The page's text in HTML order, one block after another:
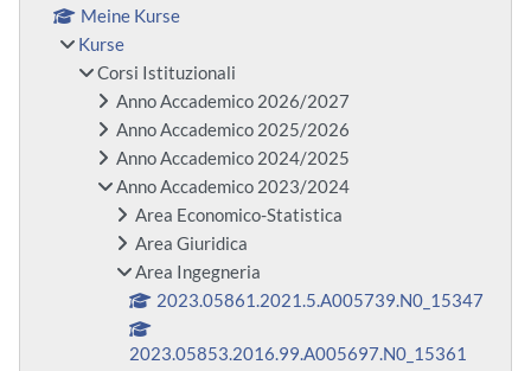
Meine Kurse
Kurse
Corsi Istituzionali
Anno Accademico 2026/2027
Anno Accademico 2025/2026
Anno Accademico 2024/2025
Anno Accademico 2023/2024
Area Economico-Statistica
Area Giuridica
Area Ingegneria
2023.05861.2021.5.A005739.N0_15347
2023.05853.2016.99.A005697.N0_15361